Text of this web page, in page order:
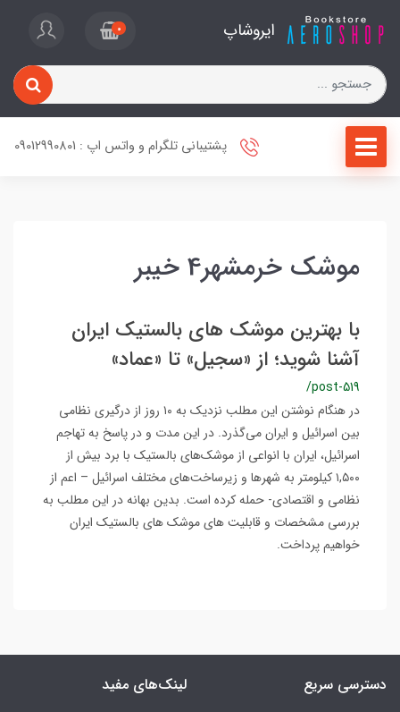
ایروشاپ 0
پشتیبانی تلگرام و واتس اپ : 09012990801
موشک خرمشهر4 خیبر
با بهترین موشک‌ های بالستیک ایران
آشنا شوید؛ از «سجیل» تا «عماد»
/post-519
در هنگام نوشتن این مطلب نزدیک به ۱۰ روز از درگیری نظامی
بین اسرائیل و ایران می‌گذرد. در این مدت و در پاسخ به تهاجم
اسرائیل، ایران با انواعی از موشک‌های بالستیک با برد بیش از
۱,۵۰۰ کیلومتر به شهرها و زیرساخت‌های مختلف اسرائیل – اعم از
نظامی و اقتصادی- حمله کرده است. بدین بهانه در این مطلب به
بررسی مشخصات و قابلیت های موشک های بالستیک ایران
خواهیم پرداخت.
دسترسی سریع لینک‌های مفید